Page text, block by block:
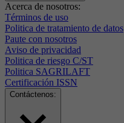
Acerca de nosotros:
Términos de uso
Politica de tratamiento de datos
Paute con nosotros
Aviso de privacidad
Politica de riesgo C/ST
Politica SAGRILAFT
Certificación ISSN
Contáctenos: